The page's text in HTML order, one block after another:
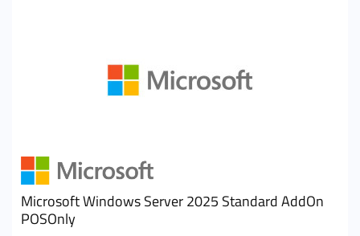
Microsoft Windows Server 2025 Standard AddOn
POSOnly